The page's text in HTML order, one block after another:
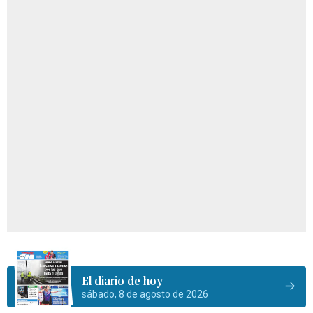
El diario de hoy
sábado, 8 de agosto de 2026